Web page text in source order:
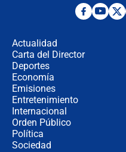
Actualidad
Carta del Director
Deportes
Economía
Emisiones
Entretenimiento
Internacional
Orden Público
Política
Sociedad